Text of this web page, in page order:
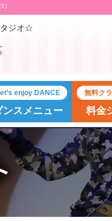
)
ジオ☆
enjoy DANCE
ンスメニュー
無料ク
料金